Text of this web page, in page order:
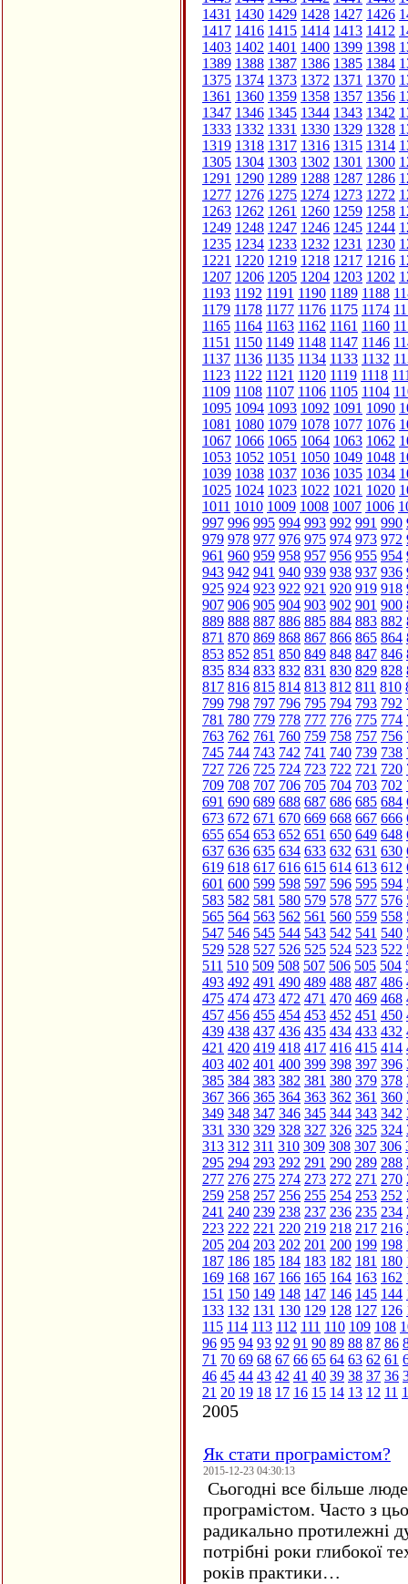
1431 1430 1429 1428 1427 1426
1417 1416 1415 1414 1413 1412
1403 1402 1401 1400 1399 1398
1389 1388 1387 1386 1385 1384
1375 1374 1373 1372 1371 1370
1361 1360 1359 1358 1357 1356
1347 1346 1345 1344 1343 1342
1333 1332 1331 1330 1329 1328
1319 1318 1317 1316 1315 1314
1305 1304 1303 1302 1301 1300
1291 1290 1289 1288 1287 1286
1277 1276 1275 1274 1273 1272
1263 1262 1261 1260 1259 1258
1249 1248 1247 1246 1245 1244
1235 1234 1233 1232 1231 1230
1221 1220 1219 1218 1217 1216
1207 1206 1205 1204 1203 1202
1193 1192 1191 1190 1189 1188
1179 1178 1177 1176 1175 1174
1165 1164 1163 1162 1161 1160
1151 1150 1149 1148 1147 1146
1137 1136 1135 1134 1133 1132
1123 1122 1121 1120 1119 1118
1109 1108 1107 1106 1105 1104
1095 1094 1093 1092 1091 1090
1081 1080 1079 1078 1077 1076
1067 1066 1065 1064 1063 1062
1053 1052 1051 1050 1049 1048
1039 1038 1037 1036 1035 1034
1025 1024 1023 1022 1021 1020
1011 1010 1009 1008 1007 1006
997 996 995 994 993 992 991 990
979 978 977 976 975 974 973 972
961 960 959 958 957 956 955 954
943 942 941 940 939 938 937 936
925 924 923 922 921 920 919 918
907 906 905 904 903 902 901 900
889 888 887 886 885 884 883 882
871 870 869 868 867 866 865 864
853 852 851 850 849 848 847 846
835 834 833 832 831 830 829 828
817 816 815 814 813 812 811 810
799 798 797 796 795 794 793 792
781 780 779 778 777 776 775 774
763 762 761 760 759 758 757 756
745 744 743 742 741 740 739 738
727 726 725 724 723 722 721 720
709 708 707 706 705 704 703 702
691 690 689 688 687 686 685 684
673 672 671 670 669 668 667 666
655 654 653 652 651 650 649 648
637 636 635 634 633 632 631 630
619 618 617 616 615 614 613 612
601 600 599 598 597 596 595 594
583 582 581 580 579 578 577 576
565 564 563 562 561 560 559 558
547 546 545 544 543 542 541 540
529 528 527 526 525 524 523 522
511 510 509 508 507 506 505 504
493 492 491 490 489 488 487 486
475 474 473 472 471 470 469 468
457 456 455 454 453 452 451 450
439 438 437 436 435 434 433 432
421 420 419 418 417 416 415 414
403 402 401 400 399 398 397 396
385 384 383 382 381 380 379 378
367 366 365 364 363 362 361 360
349 348 347 346 345 344 343 342
331 330 329 328 327 326 325 324
313 312 311 310 309 308 307 306
295 294 293 292 291 290 289 288
277 276 275 274 273 272 271 270
259 258 257 256 255 254 253 252
241 240 239 238 237 236 235 234
223 222 221 220 219 218 217 216
205 204 203 202 201 200 199 198
187 186 185 184 183 182 181 180
169 168 167 166 165 164 163 162
151 150 149 148 147 146 145 144
133 132 131 130 129 128 127 126
115 114 113 112 111 110 109 108
96 95 94 93 92 91 90 89 88 87 86
71 70 69 68 67 66 65 64 63 62 61
46 45 44 43 42 41 40 39 38 37 36
21 20 19 18 17 16 15 14 13 12 11
2005
Як стати програмістом?
2015-12-23 04:30:13
Сьогодні все більше
програмістом. Часто з
радикально протилежні
потрібні роки глибокої
років практики…